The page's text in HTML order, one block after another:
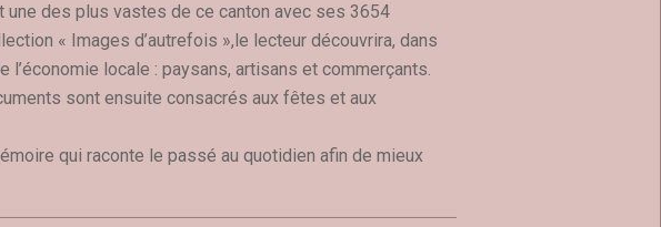
une des plus vastes de ce canton avec ses 3654
« Images d’autrefois »,le lecteur découvrira, dans
locale : paysans, artisans et commerçants.
sont ensuite consacrés aux fêtes et aux
qui raconte le passé au quotidien afin de mieux